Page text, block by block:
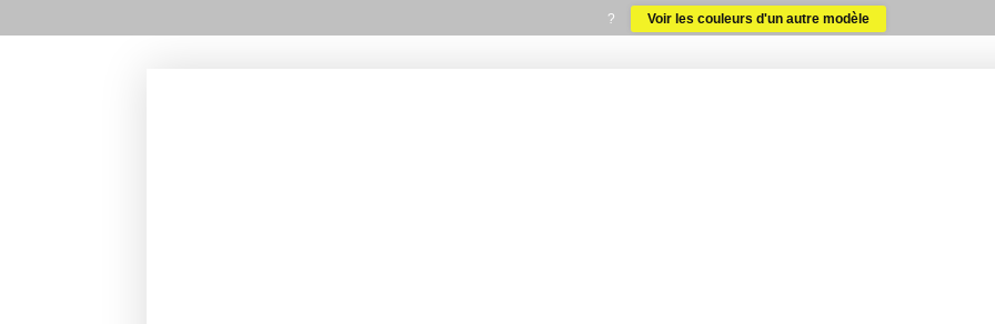
? Voir les couleurs d'un autre modèle